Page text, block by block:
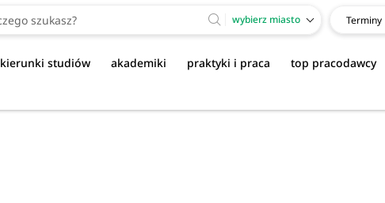
wybierz miasto Terminy
kierunki studiów akademiki praktyki i praca top pracodawcy